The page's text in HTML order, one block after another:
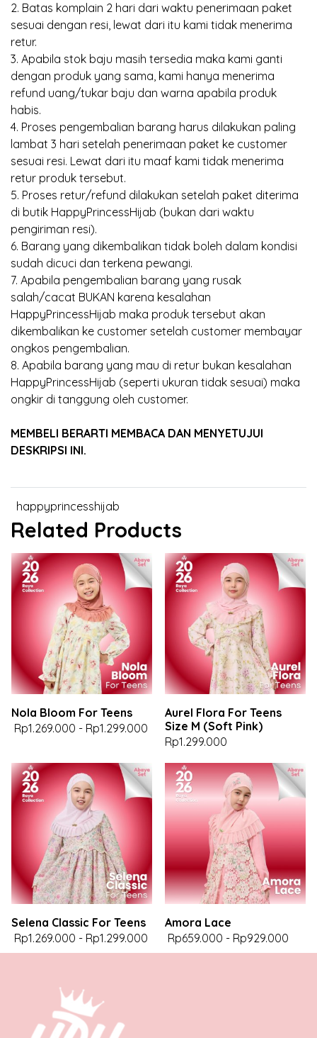
2. Batas komplain 2 hari dari waktu penerimaan paket
sesuai dengan resi, lewat dari itu kami tidak menerima
retur.
3. Apabila stok baju masih tersedia maka kami ganti
dengan produk yang sama, kami hanya menerima
refund uang/tukar baju dan warna apabila produk
habis.
4. Proses pengembalian barang harus dilakukan paling
lambat 3 hari setelah penerimaan paket ke customer
sesuai resi. Lewat dari itu maaf kami tidak menerima
retur produk tersebut.
5. Proses retur/refund dilakukan setelah paket diterima
di butik HappyPrincessHijab (bukan dari waktu
pengiriman resi).
6. Barang yang dikembalikan tidak boleh dalam kondisi
sudah dicuci dan terkena pewangi.
7. Apabila pengembalian barang yang rusak
salah/cacat BUKAN karena kesalahan
HappyPrincessHijab maka produk tersebut akan
dikembalikan ke customer setelah customer membayar
ongkos pengembalian.
8. Apabila barang yang mau di retur bukan kesalahan
HappyPrincessHijab (seperti ukuran tidak sesuai) maka
ongkir di tanggung oleh customer.
MEMBELI BERARTI MEMBACA DAN MENYETUJUI
DESKRIPSI INI.
happyprincesshijab
Related Products
Nola Bloom For Teens
Rp1.269.000 - Rp1.299.000
Aurel Flora For Teens
Size M (Soft Pink)
Rp1.299.000
Selena Classic For Teens
Rp1.269.000 - Rp1.299.000
Amora Lace
Rp659.000 - Rp929.000